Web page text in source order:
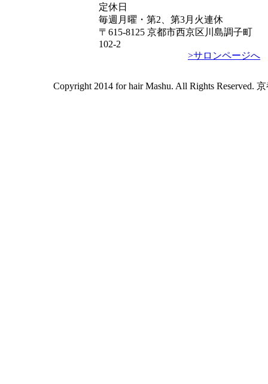
定休日
毎週月曜・第2、第3月火連休
〒615-8125 京都市西京区川島調子町
102-2
>サロンページへ
Copyright 2014 for hair Mashu. All Rights